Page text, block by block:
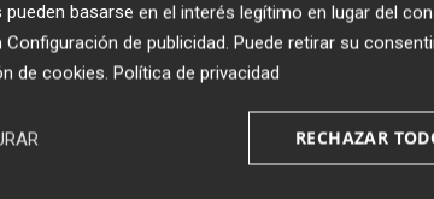
madre, cualidad que le ha permitido
artesanales como la hogaza de sarraceno,
en Murcia ha sido el'El colmado
de Verónicas
La producción de pan
procesos sostenibles y utilización de
pueden basarse en el interés legítimo en lugar del
Configuración de publicidad. Puede retirar su
de cookies. Política de privacidad
RECHAZAR